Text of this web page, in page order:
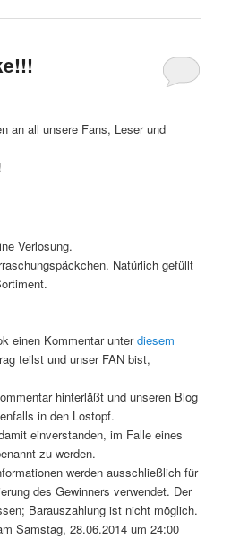
an all unsere Fans, Leser und
Verlosung.
Natürlich gefüllt
einen Kommentar unterdiesem
teilst und unser FAN bist,
hinterläßt und unseren Blog
in den Lostopf.
einverstanden, im Falle eines
zu werden.
werden ausschließlich für
des Gewinners verwendet. Der
Barauszahlung ist nicht möglich.
Samstag, 28.06.2014 um 24:00